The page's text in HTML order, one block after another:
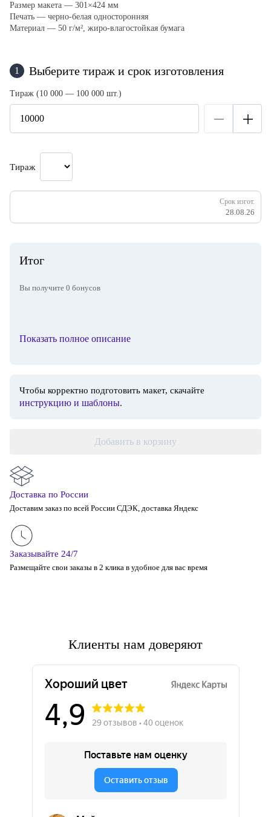
Размер макета — 301×424 мм
Печать — черно-белая односторонняя
Материал — 50 г/м², жиро-влагостойкая бумага
1 Выберите тираж и срок изготовления
Тираж (10 000 — 100 000 шт.)
Тираж
Срок изгот.
28.08.26
Итог
Вы получите 0 бонусов
Показать полное описание
Чтобы корректно подготовить макет, скачайте
инструкцию и шаблоны.
Добавить в корзину
Доставка по России
Доставим заказ по всей России СДЭК, доставка Яндекс
Заказывайте 24/7
Размещайте свои заказы в 2 клика в удобное для вас время
Клиенты нам доверяют